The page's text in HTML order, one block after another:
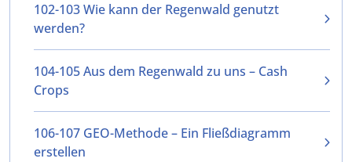
102-103 Wie kann der Regenwald genutzt
werden?
104-105 Aus dem Regenwald zu uns – Cash
Crops
106-107 GEO-Methode – Ein Fließdiagramm
erstellen